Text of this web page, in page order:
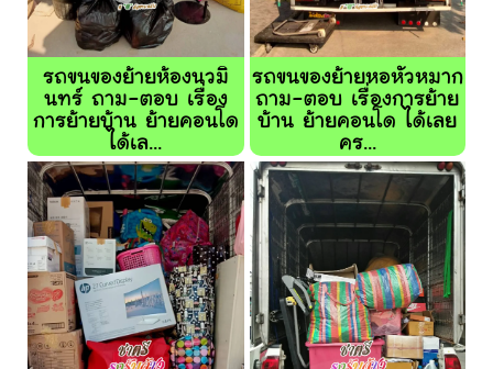
รถขนของย้ายห้องนวมิ
นทร์ ถาม-ตอบ เรื่อง
การย้ายบ้าน ย้ายคอนโด
ได้เล...
รถขนของย้ายหอหัวหมาก
ถาม-ตอบ เรื่องการย้าย
บ้าน ย้ายคอนโด ได้เลย
คร...